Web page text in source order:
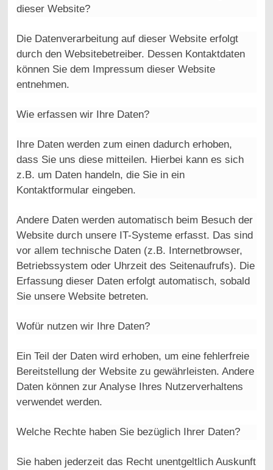
dieser Website?
Die Datenverarbeitung auf dieser Website erfolgt
durch den Websitebetreiber. Dessen Kontaktdaten
können Sie dem Impressum dieser Website
entnehmen.
Wie erfassen wir Ihre Daten?
Ihre Daten werden zum einen dadurch erhoben,
dass Sie uns diese mitteilen. Hierbei kann es sich
z.B. um Daten handeln, die Sie in ein
Kontaktformular eingeben.
Andere Daten werden automatisch beim Besuch der
Website durch unsere IT-Systeme erfasst. Das sind
vor allem technische Daten (z.B. Internetbrowser,
Betriebssystem oder Uhrzeit des Seitenaufrufs). Die
Erfassung dieser Daten erfolgt automatisch, sobald
Sie unsere Website betreten.
Wofür nutzen wir Ihre Daten?
Ein Teil der Daten wird erhoben, um eine fehlerfreie
Bereitstellung der Website zu gewährleisten. Andere
Daten können zur Analyse Ihres Nutzerverhaltens
verwendet werden.
Welche Rechte haben Sie bezüglich Ihrer Daten?
Sie haben jederzeit das Recht unentgeltlich Auskunft